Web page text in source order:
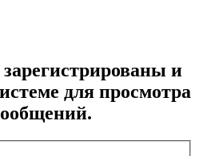
и
для просмотра